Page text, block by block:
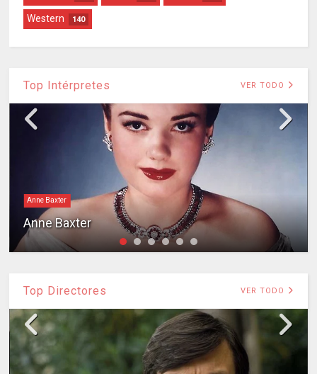
Western 140
Top Intérpretes VER TODO
Anne Baxter
Anne Baxter
Top Directores VER TODO